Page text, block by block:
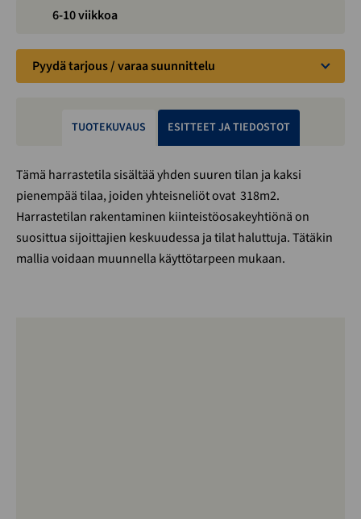
6-10 viikkoa
Pyydä tarjous / varaa suunnittelu
TUOTEKUVAUS ESITTEET JA TIEDOSTOT
Tämä harrastetila sisältää yhden suuren tilan ja kaksi
pienempää tilaa, joiden yhteisneliöt ovat 318m2.
Harrastetilan rakentaminen kiinteistöosakeyhtiönä on
suosittua sijoittajien keskuudessa ja tilat haluttuja. Tätäkin
mallia voidaan muunnella käyttötarpeen mukaan.